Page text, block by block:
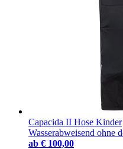
Capacida II Hose Kinder
Wasserabweisend ohne
ab € 100,00